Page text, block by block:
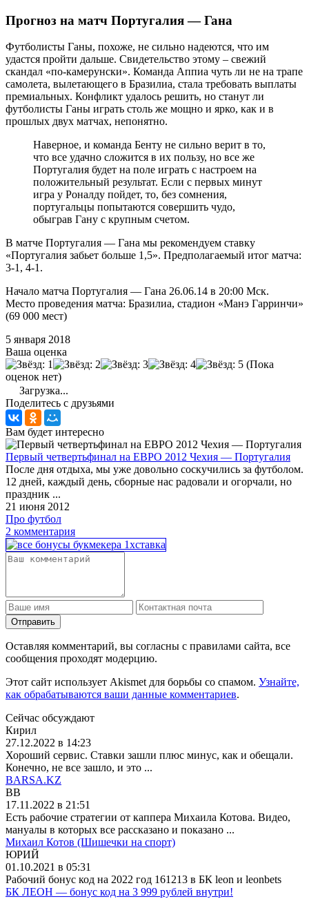
Прогноз на матч Португалия — Гана
Футболисты Ганы, похоже, не сильно надеются, что им
удастся пройти дальше. Свидетельство этому – свежий
скандал «по-камерунски». Команда Аппиа чуть ли не на трапе
самолета, вылетающего в Бразилиа, стала требовать выплаты
премиальных. Конфликт удалось решить, но станут ли
футболисты Ганы играть столь же мощно и ярко, как и в
прошлых двух матчах, непонятно.
Наверное, и команда Бенту не сильно верит в то,
что все удачно сложится в их пользу, но все же
Португалия будет на поле играть с настроем на
положительный результат. Если с первых минут
игра у Роналду пойдет, то, без сомнения,
португальцы попытаются совершить чудо,
обыграв Гану с крупным счетом.
В матче Португалия — Гана мы рекомендуем ставку
«Португалия забьет больше 1,5». Предполагаемый итог матча:
3-1, 4-1.
Начало матча Португалия — Гана 26.06.14 в 20:00 Мск.
Место проведения матча: Бразилиа, стадион «Манэ Гарринчи»
(69 000 мест)
5 января 2018
Ваша оценка
(Пока
оценок нет)
Загрузка...
Поделитесь с друзьями
Вам будет интересно
Первый четвертьфинал на ЕВРО 2012 Чехия — Португалия
После дня отдыха, мы уже довольно соскучились за футболом.
12 дней, каждый день, сборные нас радовали и огорчали, но
праздник ...
21 июня 2012
Про футбол
2 комментария
Отправить
Оставляя комментарий, вы согласны с правилами сайта, все
сообщения проходят модерцию.
Этот сайт использует Akismet для борьбы со спамом. Узнайте,
как обрабатываются ваши данные комментариев.
Сейчас обсуждают
Кирил
27.12.2022 в 14:23
Хороший сервис. Ставки зашли плюс минус, как и обещали.
Конечно, не все зашло, и это ...
BARSA.KZ
BB
17.11.2022 в 21:51
Есть рабочие стратегии от каппера Михаила Котова. Видео,
мануалы в которых все рассказано и показано ...
Михаил Котов (Шишечки на спорт)
ЮРИЙ
01.10.2021 в 05:31
Рабочий бонус код на 2022 год 161213 в БК leon и leonbets
БК ЛЕОН — бонус код на 3 999 рублей внутри!